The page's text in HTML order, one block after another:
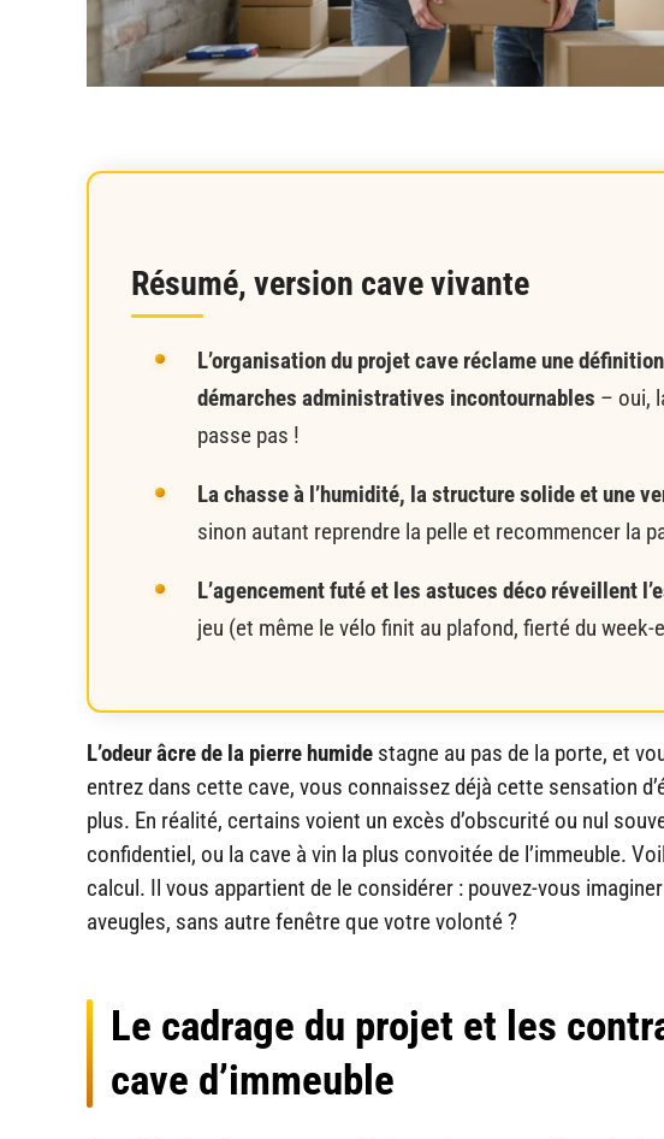
Résumé, version cave vivante
L’organisation du projet cave réclame une
démarches administratives incontournables – oui,
passe pas !
La chasse à l’humidité, la structure solide et une
sinon autant reprendre la pelle et recommencer la
L’agencement futé et les astuces déco réveillent
jeu (et même le vélo finit au plafond, fierté du week-
L’odeur âcre de la pierre humide stagne au pas de la porte, et
entrez dans cette cave, vous connaissez déjà cette sensation
plus. En réalité, certains voient un excès d’obscurité ou nul
confidentiel, ou la cave à vin la plus convoitée de l’immeuble.
calcul. Il vous appartient de le considérer : pouvez-vous
aveugles, sans autre fenêtre que votre volonté ?
Le cadrage du projet et les
cave d’immeuble